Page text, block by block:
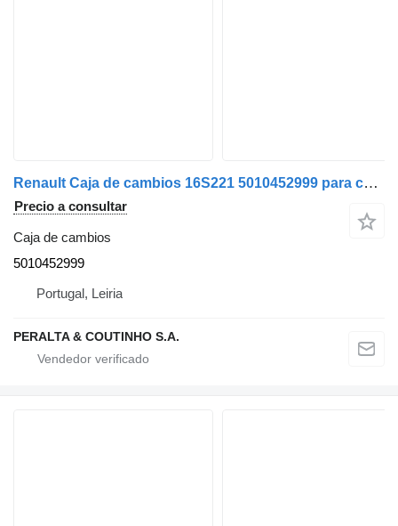
Renault Caja de cambios 16S221 5010452999 para camión
Precio a consultar
Caja de cambios
5010452999
Portugal, Leiria
PERALTA & COUTINHO S.A.